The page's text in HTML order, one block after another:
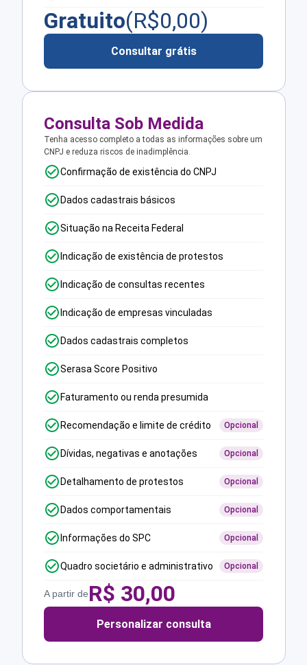
Gratuito(R$0,00)
Consultar grátis
Consulta Sob Medida
Tenha acesso completo a todas as informações sobre um
CNPJ e reduza riscos de inadimplência.
Confirmação de existência do CNPJ
Dados cadastrais básicos
Situação na Receita Federal
Indicação de existência de protestos
Indicação de consultas recentes
Indicação de empresas vinculadas
Dados cadastrais completos
Serasa Score Positivo
Faturamento ou renda presumida
Recomendação e limite de crédito Opcional
Dívidas, negativas e anotações Opcional
Detalhamento de protestos Opcional
Dados comportamentais Opcional
Informações do SPC Opcional
Quadro societário e administrativo Opcional
A partir deR$ 30,00
Personalizar consulta